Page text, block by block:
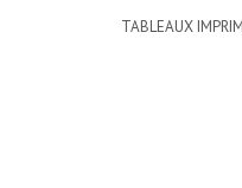
TABLEAUX